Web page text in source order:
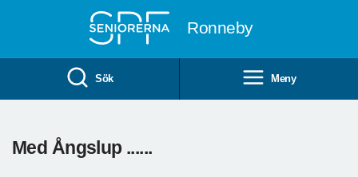
Ronneby
Sök Meny
Med Ångslup ......